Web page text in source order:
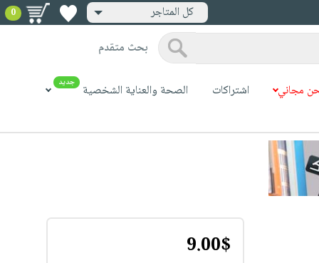
كل المتاجر 0
بحث متقدم
مجاني اشتراكات الصحة والعناية الشخصية جديد
9.00$